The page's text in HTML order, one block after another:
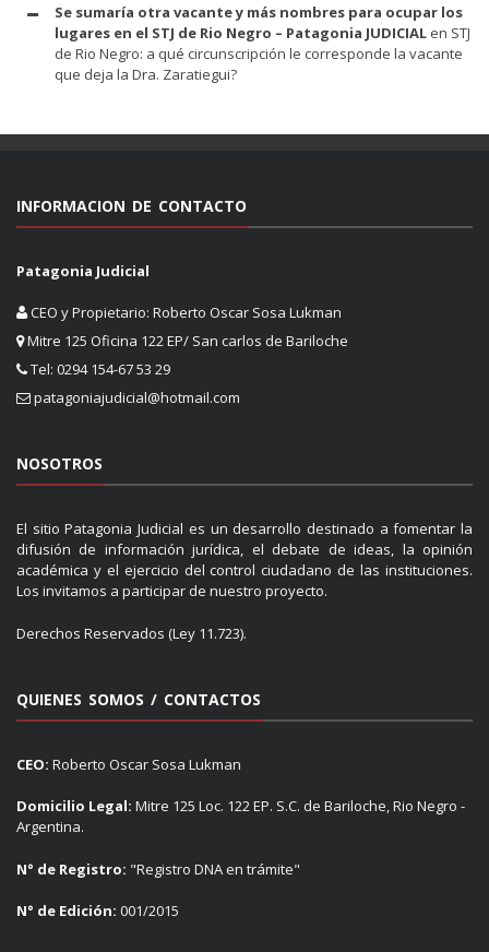
Se sumaría otra vacante y más nombres para ocupar los
lugares en el STJ de Rio Negro – Patagonia JUDICIAL en STJ
de Rio Negro: a qué circunscripción le corresponde la vacante
que deja la Dra. Zaratiegui?
INFORMACION DE CONTACTO
Patagonia Judicial
CEO y Propietario: Roberto Oscar Sosa Lukman
Mitre 125 Oficina 122 EP/ San carlos de Bariloche
Tel: 0294 154-67 53 29
patagoniajudicial@hotmail.com
NOSOTROS
El sitio Patagonia Judicial es un desarrollo destinado a fomentar la
difusión de información jurídica, el debate de ideas, la opinión
académica y el ejercicio del control ciudadano de las instituciones.
Los invitamos a participar de nuestro proyecto.
Derechos Reservados (Ley 11.723).
QUIENES SOMOS / CONTACTOS
CEO: Roberto Oscar Sosa Lukman
Domicilio Legal: Mitre 125 Loc. 122 EP. S.C. de Bariloche, Rio Negro -
Argentina.
N° de Registro: "Registro DNA en trámite"
N° de Edición: 001/2015